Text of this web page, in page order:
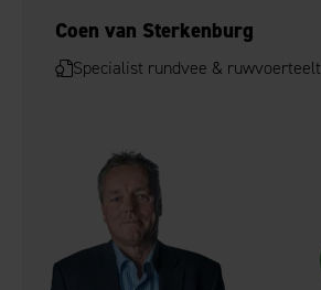
Coen van Sterkenburg
Specialist rundvee & ruwvoerteelt